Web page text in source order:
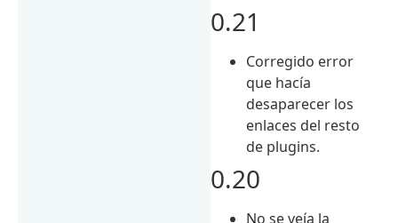
0.21
Corregido error
que hacía
desaparecer los
enlaces del resto
de plugins.
0.20
No se veía la